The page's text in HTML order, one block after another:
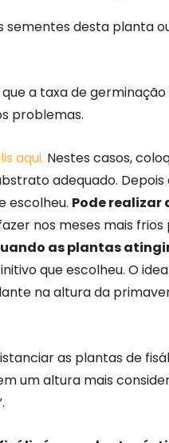
sementes desta planta
a taxa de
problemas.
aqui. Nestes casos,
adequado.
escolheu. Pode realizar
nos meses mais
as plantas
que escolheu. O
na altura da
as plantas de
um altura mais